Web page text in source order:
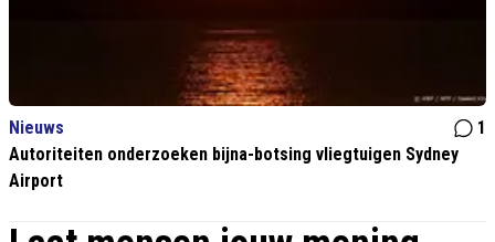
Nieuws
1
Autoriteiten onderzoeken bijna-botsing vliegtuigen Sydney
Airport